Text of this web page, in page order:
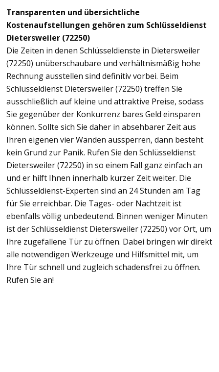
Transparenten und übersichtliche
Kostenaufstellungen gehören zum Schlüsseldienst
Dietersweiler (72250)
Die Zeiten in denen Schlüsseldienste in Dietersweiler
(72250) unüberschaubare und verhältnismäßig hohe
Rechnung ausstellen sind definitiv vorbei. Beim
Schlüsseldienst Dietersweiler (72250) treffen Sie
ausschließlich auf kleine und attraktive Preise, sodass
Sie gegenüber der Konkurrenz bares Geld einsparen
können. Sollte sich Sie daher in absehbarer Zeit aus
Ihren eigenen vier Wänden aussperren, dann besteht
kein Grund zur Panik. Rufen Sie den Schlüsseldienst
Dietersweiler (72250) in so einem Fall ganz einfach an
und er hilft Ihnen innerhalb kurzer Zeit weiter. Die
Schlüsseldienst-Experten sind an 24 Stunden am Tag
für Sie erreichbar. Die Tages- oder Nachtzeit ist
ebenfalls völlig unbedeutend. Binnen weniger Minuten
ist der Schlüsseldienst Dietersweiler (72250) vor Ort, um
Ihre zugefallene Tür zu öffnen. Dabei bringen wir direkt
alle notwendigen Werkzeuge und Hilfsmittel mit, um
Ihre Tür schnell und zugleich schadensfrei zu öffnen.
Rufen Sie an!